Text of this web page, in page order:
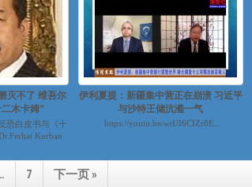
灭不了 维吾尔
木卡姆”
恐白皮书与《十
Kurban
伊利夏提：新疆集中营正在崩溃 习近平
与沙特王储沆瀣一气
https://youtu.be/wtUI6CIZr8E...
7 下一页 »